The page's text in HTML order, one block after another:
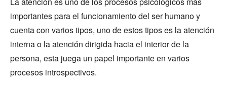
importantes para el funcionamiento del ser humano y
cuenta con varios tipos, uno de estos tipos es la atención
interna o la atención dirigida hacia el interior de la
persona, esta juega un papel importante en varios
procesos introspectivos.